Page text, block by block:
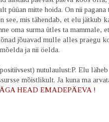
püüan mitte hoida. On nii
see, mis tähendab, et elu jätkub
oma surma ütles ta mammale,
jõuavad mulle alles praegu
ja nii öelda.
nutulaulust:P. Elu
mõistlikult. Ja kuna ma
HEAD EMADEPÄEVA !